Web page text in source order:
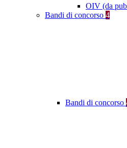
OIV (da
Bandi di concorso 4
Bandi di concorso